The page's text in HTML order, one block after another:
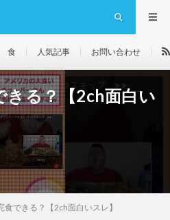
食 人気記事 お問い合わせ
きる？【2ch面白い
食できる？【2ch面白いスレ】